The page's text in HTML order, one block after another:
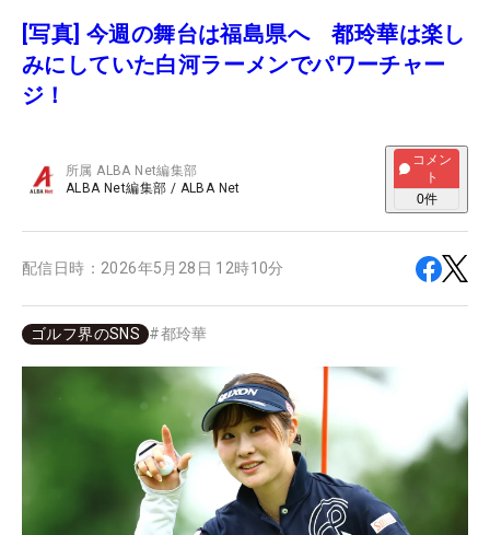
[写真] 今週の舞台は福島県へ 都玲華は楽し
みにしていた白河ラーメンでパワーチャー
ジ！
所属ALBA Net編集部
ALBA Net編集部 / ALBA Net
コメン
ト
0件
配信日時： 2026年5月28日 12時10分
ゴルフ界のSNS #都玲華